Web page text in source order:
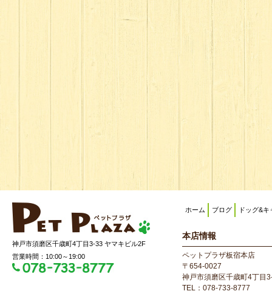
神戸市須磨区千歳町4丁目3-33 ヤマキビル2F
営業時間：10:00～19:00
ホーム ブログ ドッグ&キ
本店情報
ペットプラザ板宿本店
〒654-0027
神戸市須磨区千歳町4丁目
TEL：078-733-8777